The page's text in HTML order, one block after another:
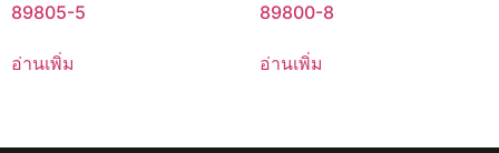
89805-5
อ่านเพิ่ม
89800-8
อ่านเพิ่ม